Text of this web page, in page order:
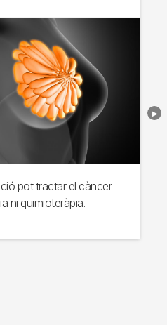
pot tractar el càncer
ni quimioteràpia.